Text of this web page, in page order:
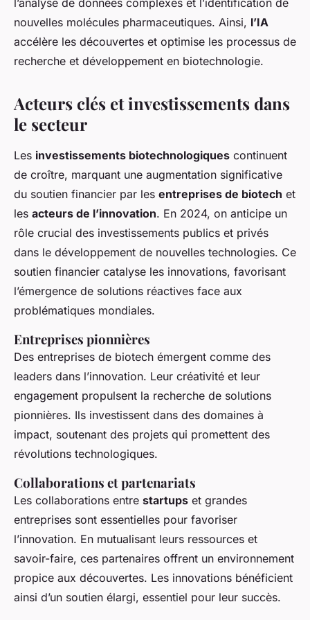
l’analyse de données complexes et l’identification de
nouvelles molécules pharmaceutiques. Ainsi, l’IA
accélère les découvertes et optimise les processus de
recherche et développement en biotechnologie.
Acteurs clés et investissements dans
le secteur
Les investissements biotechnologiques continuent
de croître, marquant une augmentation significative
du soutien financier par les entreprises de biotech et
les acteurs de l’innovation. En 2024, on anticipe un
rôle crucial des investissements publics et privés
dans le développement de nouvelles technologies. Ce
soutien financier catalyse les innovations, favorisant
l’émergence de solutions réactives face aux
problématiques mondiales.
Entreprises pionnières
Des entreprises de biotech émergent comme des
leaders dans l’innovation. Leur créativité et leur
engagement propulsent la recherche de solutions
pionnières. Ils investissent dans des domaines à
impact, soutenant des projets qui promettent des
révolutions technologiques.
Collaborations et partenariats
Les collaborations entre startups et grandes
entreprises sont essentielles pour favoriser
l’innovation. En mutualisant leurs ressources et
savoir-faire, ces partenaires offrent un environnement
propice aux découvertes. Les innovations bénéficient
ainsi d’un soutien élargi, essentiel pour leur succès.